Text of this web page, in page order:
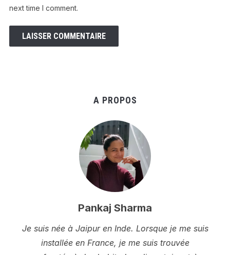
next time I comment.
A PROPOS
Pankaj Sharma
Je suis née à Jaipur en Inde. Lorsque je me suis
installée en France, je me suis trouvée